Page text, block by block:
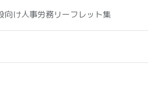
向け人事労務リーフレット集